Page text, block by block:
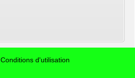
Conditions d'utilisation